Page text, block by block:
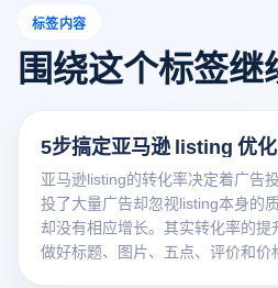
标签内容
围绕这个标签继
5步搞定亚马逊 listing 优
亚马逊listing的转化率决定着广告
投了大量广告却忽视listing本身的
却没有相应增长。其实转化率的提
做好标题、图片、五点、评价和价